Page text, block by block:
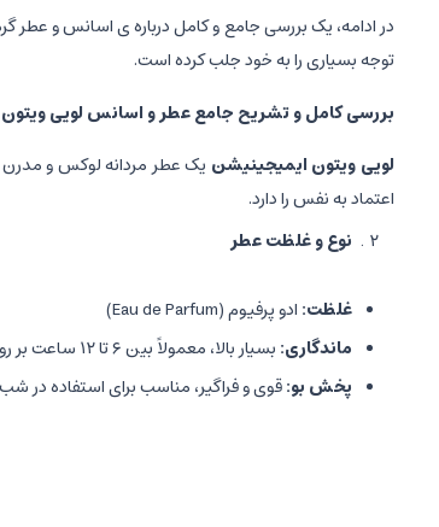
در ادامه، یک بررسی جامع و کامل درباره ی اسانس و عطر
توجه بسیاری را به خود جلب کرده است.
بررسی کامل و تشریح جامع عطر و اسانس لویی
لویی ویتون ایمیجینیشن
اعتماد به نفس را دارد.
نوع و غلظت عطر
غلظت: ادو پرفیوم (Eau de Parfum)
ماندگاری: بسیار بالا، معمولاً بین ۶ تا ۱۲ ساعت بر روی پوست باقی می ماند.
پخش بو:قوی و فراگیر، مناسب برای استفاده